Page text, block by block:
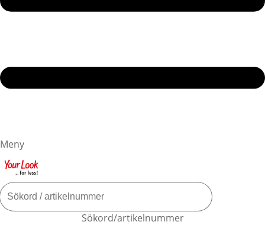
Meny
Sökord/artikelnummer